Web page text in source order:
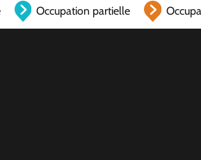
Occupation partielle